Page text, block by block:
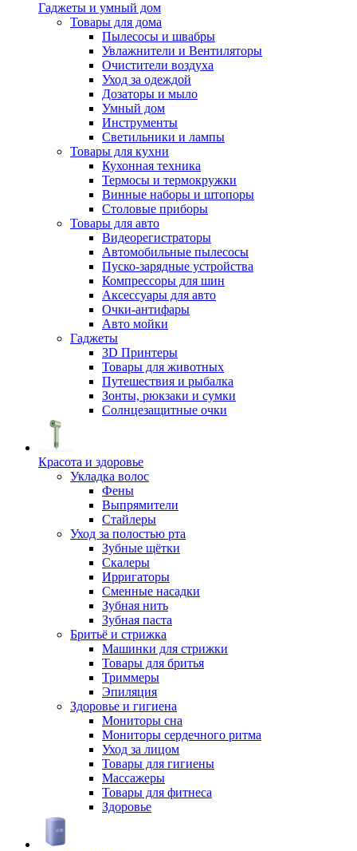
Гаджеты и умный дом
Товары для дома
Пылесосы и швабры
Увлажнители и Вентиляторы
Очистители воздуха
Уход за одеждой
Дозаторы и мыло
Умный дом
Инструменты
Светильники и лампы
Товары для кухни
Кухонная техника
Термосы и термокружки
Винные наборы и штопоры
Столовые приборы
Товары для авто
Видеорегистраторы
Автомобильные пылесосы
Пуско-зарядные устройства
Компрессоры для шин
Аксессуары для авто
Очки-антифары
Авто мойки
Гаджеты
3D Принтеры
Товары для животных
Путешествия и рыбалка
Зонты, рюкзаки и сумки
Солнцезащитные очки
Красота и здоровье
Укладка волос
Фены
Выпрямители
Стайлеры
Уход за полостью рта
Зубные щётки
Скалеры
Ирригаторы
Сменные насадки
Зубная нить
Зубная паста
Бритьё и стрижка
Машинки для стрижки
Товары для бритья
Триммеры
Эпиляция
Здоровье и гигиена
Мониторы сна
Мониторы сердечного ритма
Уход за лицом
Товары для гигиены
Массажеры
Товары для фитнеса
Здоровье